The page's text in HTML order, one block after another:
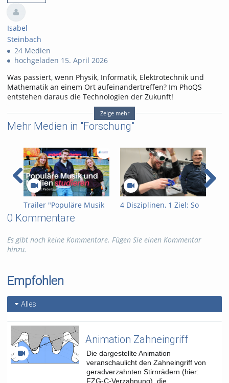
Isabel
Steinbach
24 Medien
hochgeladen 15. April 2026
Was passiert, wenn Physik, Informatik, Elektrotechnik und
Mathematik an einem Ort aufeinandertreffen? Im PhoQS
entstehen daraus die Technologien der Zukunft!
In diesem Video werfen wir gemeinsam mit Jasmin & Tim
einen Blick hinter die Kulissen der Paderborner
Quantenforschung. Wir zeigen dir, warum hier viele Wege
an Lösungen für abhörsichere Kommunikation und effiziente
Energieressourcen arbeiten.
Tags:
phoqs uniguide
Kategorien: Forschung
Zeige mehr
Mehr Medien in "Forschung"
Trailer "Populäre Musik
und Medien"
4 Disziplinen, 1 Ziel: So
0 Kommentare
Es gibt noch keine Kommentare. Fügen Sie einen Kommentar
hinzu.
Empfohlen
Alles
Animation Zahneingriff
Die dargestellte Animation
veranschaulicht den Zahneingriff von
geradverzahnten Stirnrädern (hier:
FZG-C-Verzahnung), die